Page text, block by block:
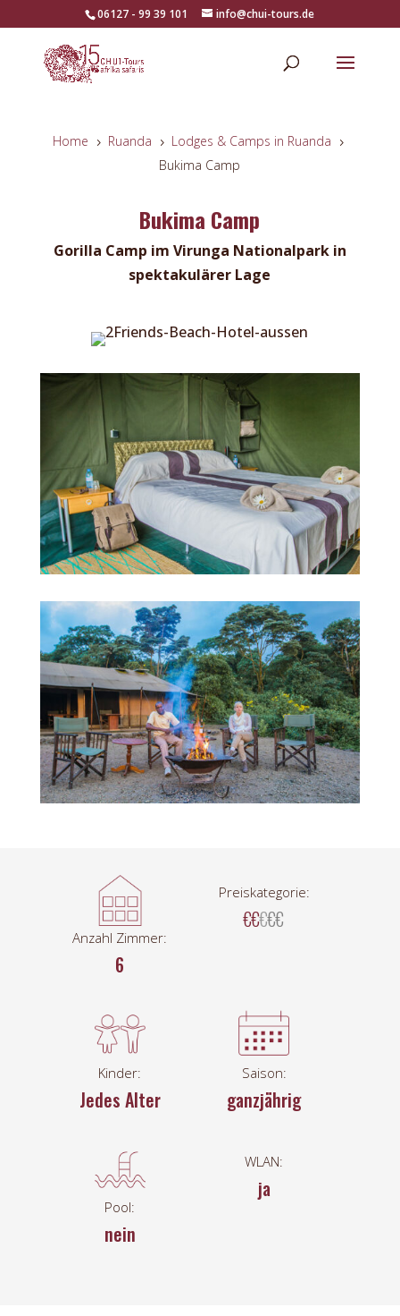
06127 - 99 39 101 info@chui-tours.de
Home 5 Ruanda 5 Lodges & Camps in Ruanda 5
Bukima Camp
Bukima Camp
Gorilla Camp im Virunga Nationalpark in
spektakulärer Lage
Anzahl Zimmer:
6
Preiskategorie:
€€€€€
Kinder:
Jedes Alter
Saison:
ganzjährig
Pool:
nein
WLAN:
ja